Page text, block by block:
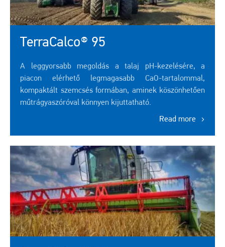
TerraCalco® 95
A leggyorsabb megoldás a talaj pH-kezelésére, a
piacon elérhető legmagasabb CaO-tartalommal,
kompaktált szemcsés formában, aminek köszönhetően
műtrágyaszóróval könnyen kijuttatható.
Read more